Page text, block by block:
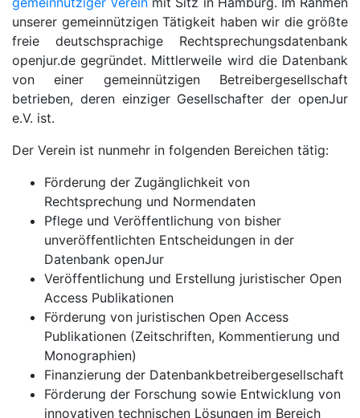
unserer gemeinnützigen Tätigkeit haben wir die größte
freie deutschsprachige Rechtsprechungsdatenbank
openjur.de gegründet. Mittlerweile wird die Datenbank
von einer gemeinnützigen Betreibergesellschaft
betrieben, deren einziger Gesellschafter der openJur
e.V. ist.
Der Verein ist nunmehr in folgenden Bereichen tätig:
Förderung der Zugänglichkeit von
Rechtsprechung und Normendaten
Pflege und Veröffentlichung von bisher
unveröffentlichten Entscheidungen in der
Datenbank openJur
Veröffentlichung und Erstellung juristischer Open
Access Publikationen
Förderung von juristischen Open Access
Publikationen (Zeitschriften, Kommentierung und
Monographien)
Finanzierung der Datenbankbetreibergesellschaft
Förderung der Forschung sowie Entwicklung von
innovativen technischen Lösungen im Bereich